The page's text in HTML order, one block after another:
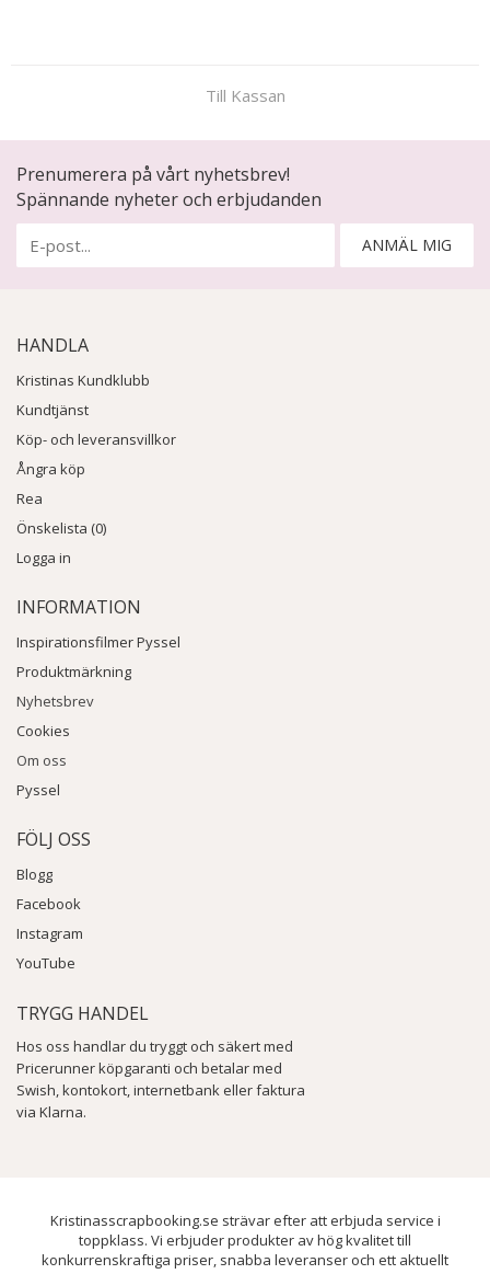
Till Kassan
Prenumerera på vårt nyhetsbrev!
Spännande nyheter och erbjudanden
ANMÄL MIG
HANDLA
Kristinas Kundklubb
Kundtjänst
Köp- och leveransvillkor
Ångra köp
Rea
Önskelista (0)
Logga in
INFORMATION
Inspirationsfilmer Pyssel
Produktmärkning
Nyhetsbrev
Cookies
Om oss
Pyssel
FÖLJ OSS
Blogg
Facebook
Instagram
YouTube
TRYGG HANDEL
Hos oss handlar du tryggt och säkert med
Pricerunner köpgaranti och betalar med
Swish, kontokort, internetbank eller faktura
via Klarna.
Kristinasscrapbooking.se strävar efter att erbjuda service i
toppklass. Vi erbjuder produkter av hög kvalitet till
konkurrenskraftiga priser, snabba leveranser och ett aktuellt